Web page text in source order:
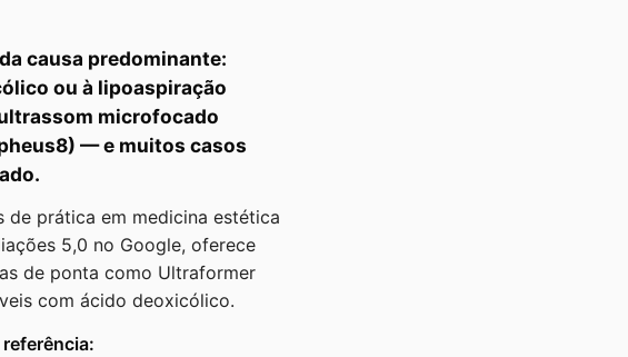
causa predominante:
ou à lipoaspiração
microfocado
— e muitos casos
de prática em medicina estética
5,0 no Google, oferece
de ponta como Ultraformer
com ácido deoxicólico.